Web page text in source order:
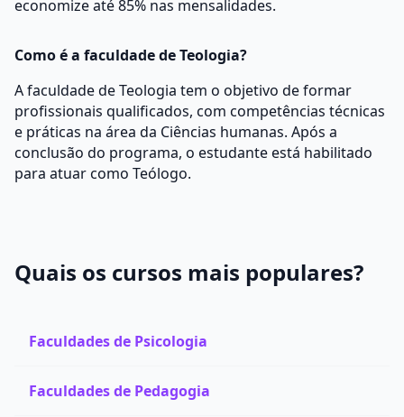
economize até 85% nas mensalidades.
Como é a faculdade de Teologia?
A faculdade de Teologia tem o objetivo de formar
profissionais qualificados, com competências técnicas
e práticas na área da Ciências humanas. Após a
conclusão do programa, o estudante está habilitado
para atuar como Teólogo.
Quais os cursos mais populares?
Faculdades de Psicologia
Faculdades de Pedagogia